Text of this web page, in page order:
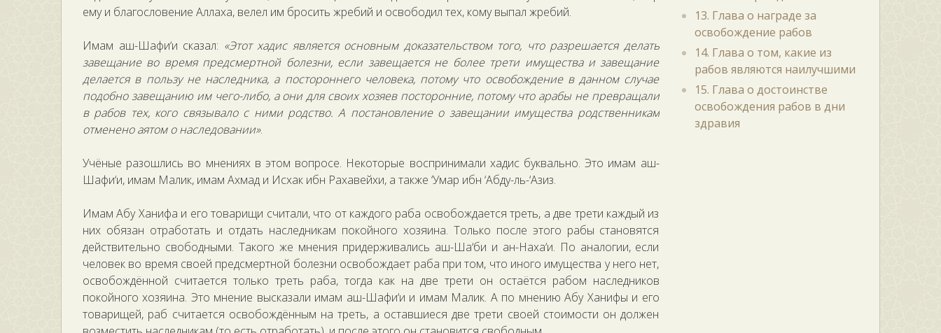
ему и благословение Аллаха, велел им бросить жребий и освободил тех, кому выпал жребий.
Имам аш-Шафи‘и сказал: «Этот хадис является основным доказательством того, что разрешается делать
завещание во время предсмертной болезни, если завещается не более трети имущества и завещание
делается в пользу не наследника, а постороннего человека, потому что освобождение в данном случае
подобно завещанию им чего-либо, а они для своих хозяев посторонние, потому что арабы не превращали
в рабов тех, кого связывало с ними родство. А постановление о завещании имущества родственникам
отменено аятом о наследовании».
Учёные разошлись во мнениях в этом вопросе. Некоторые воспринимали хадис буквально. Это имам аш-
Шафи‘и, имам Малик, имам Ахмад и Исхак ибн Рахавейхи, а также ‘Умар ибн ‘Абду-ль-‘Азиз.
Имам Абу Ханифа и его товарищи считали, что от каждого раба освобождается треть, а две трети каждый из
них обязан отработать и отдать наследникам покойного хозяина. Только после этого рабы становятся
действительно свободными. Такого же мнения придерживались аш-Ша‘би и ан-Наха‘и. По аналогии, если
человек во время своей предсмертной болезни освобождает раба при том, что иного имущества у него нет,
освобождённой считается только треть раба, тогда как на две трети он остаётся рабом наследников
покойного хозяина. Это мнение высказали имам аш-Шафи‘и и имам Малик. А по мнению Абу Ханифы и его
товарищей, раб считается освобождённым на треть, а оставшиеся две трети своей стоимости он должен
13. Глава о награде за
освобождение рабов
14. Глава о том, какие из
рабов являются наилучшими
15. Глава о достоинстве
освобождения рабов в дни
здравия